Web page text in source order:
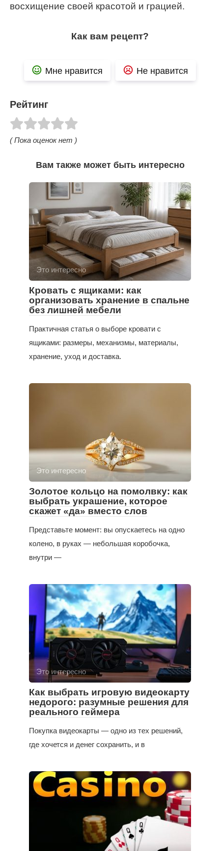
восхищение своей красотой и грацией.
Как вам рецепт?
Мне нравится Не нравится
Рейтинг
( Пока оценок нет )
Вам также может быть интересно
Это интересно
Кровать с ящиками: как
организовать хранение в спальне
без лишней мебели
Практичная статья о выборе кровати с
ящиками: размеры, механизмы, материалы,
хранение, уход и доставка.
Это интересно
Золотое кольцо на помолвку: как
выбрать украшение, которое
скажет «да» вместо слов
Представьте момент: вы опускаетесь на одно
колено, в руках — небольшая коробочка,
внутри —
Это интересно
Как выбрать игровую видеокарту
недорого: разумные решения для
реального геймера
Покупка видеокарты — одно из тех решений,
где хочется и денег сохранить, и в